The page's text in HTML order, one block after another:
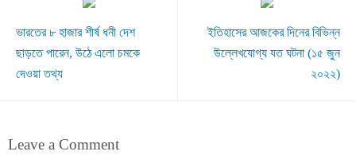
ভারতের ৮ হাজার শীর্ষ ধনী দেশ
ছাড়তে পারেন, উঠে এলো চমকে
দেওয়া তথ্য
ইতিহাসের আজকের দিনের বিভিন্ন
উল্লেখযোগ্য যত ঘটনা (১৫ জুন
২০২২)
Leave a Comment